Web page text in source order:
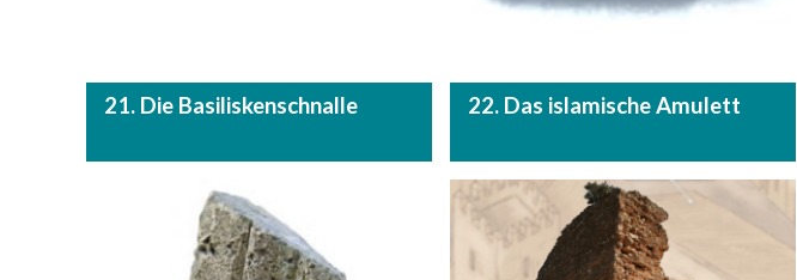
21. Die Basiliskenschnalle 22. Das islamische Amulett